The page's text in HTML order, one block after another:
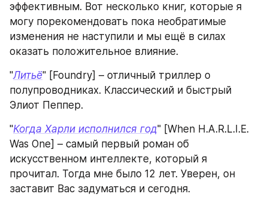
эффективным. Вот несколько книг, которые я
могу порекомендовать пока необратимые
изменения не наступили и мы ещё в силах
оказать положительное влияние.
"Литьё" [Foundry] – отличный триллер о
полупроводниках. Классический и быстрый
Элиот Пеппер.
"Когда Харли исполнился год" [When H.A.R.L.I.E.
Was One] – самый первый роман об
искусственном интеллекте, который я
прочитал. Тогда мне было 12 лет. Уверен, он
заставит Вас задуматься и сегодня.